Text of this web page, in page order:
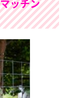
ッチン